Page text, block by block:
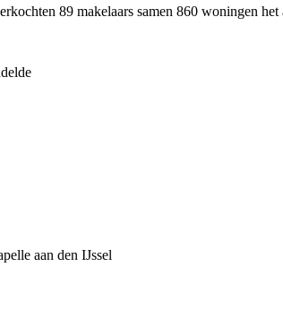
89 makelaars samen 860 woningen
aan den IJssel